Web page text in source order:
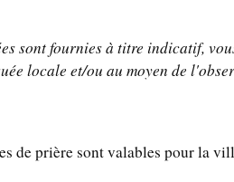
sont fournies à titre indicatif,
locale et/ou au moyen de
de prière sont valables pour la